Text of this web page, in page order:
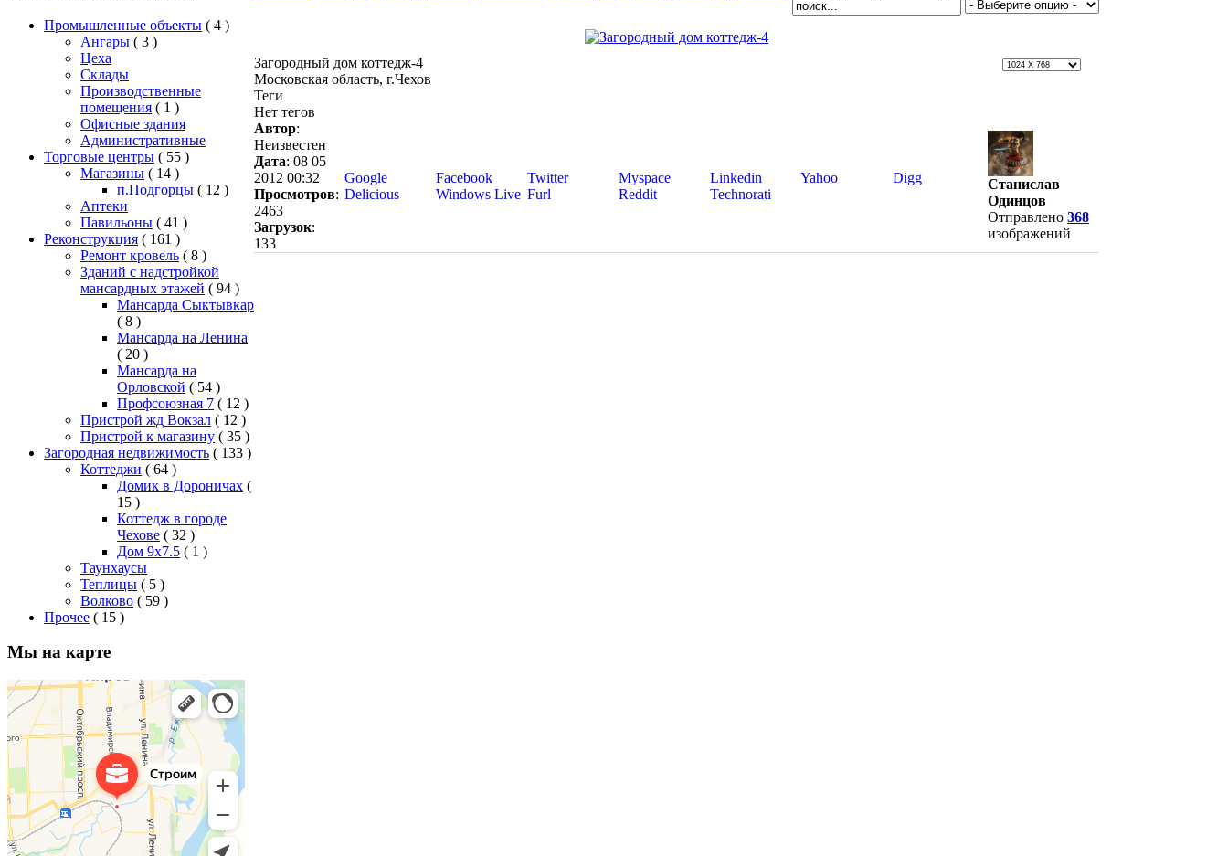
Промышленные объекты ( 4 )
Ангары ( 3 )
Цеха
Склады
Производственные
помещения ( 1 )
Офисные здания
Административные
Торговые центры ( 55 )
Магазины ( 14 )
п.Подгорцы ( 12 )
Аптеки
Павильоны ( 41 )
Реконструкция ( 161 )
Ремонт кровель ( 8 )
Зданий с надстройкой
мансардных этажей ( 94 )
Мансарда Сыктывкар
( 8 )
Мансарда на Ленина
( 20 )
Мансарда на
Орловской ( 54 )
Профсоюзная 7 ( 12 )
Пристрой жд Вокзал ( 12 )
Пристрой к магазину ( 35 )
Загородная недвижимость ( 133 )
Коттеджи ( 64 )
Домик в Дороничах (
15 )
Коттедж в городе
Чехове ( 32 )
Дом 9x7.5 ( 1 )
Таунхаусы
Теплицы ( 5 )
Волково ( 59 )
Прочее ( 15 )
Мы на карте
Загородный дом коттедж-4
Московская область, г.Чехов
Теги
Нет тегов
Автор:
Неизвестен
Дата: 08 05
2012 00:32
Просмотров:
2463
Загрузок:
133
Google Facebook Twitter Myspace Linkedin Yahoo
Digg
Delicious
Windows Live Furl Reddit Technorati
Станислав
Одинцов
Отправлено368
изображений